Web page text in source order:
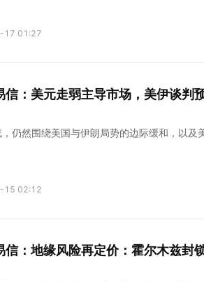
17 01:27
：美元走弱主导市场，美伊谈判
仍然围绕美国与伊朗局势的边际缓和，以及
15 02:12
：地缘风险再定价：霍尔木兹封